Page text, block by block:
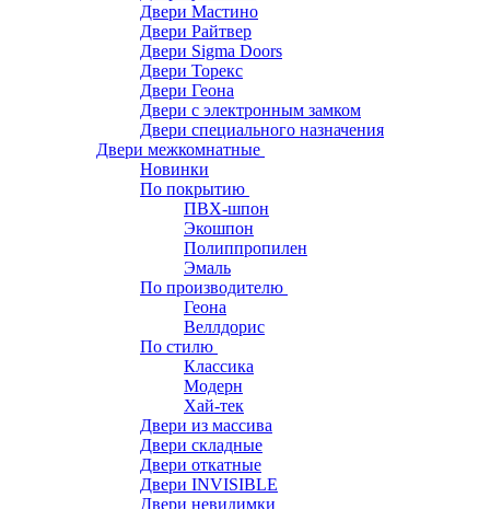
Двери Мастино
Двери Райтвер
Двери Sigma Doors
Двери Торекс
Двери Геона
Двери с электронным замком
Двери специального назначения
Двери межкомнатные
Новинки
По покрытию
ПВХ-шпон
Экошпон
Полиппропилен
Эмаль
По производителю
Геона
Веллдорис
По стилю
Классика
Модерн
Хай-тек
Двери из массива
Двери складные
Двери откатные
Двери INVISIBLE
Двери невидимки